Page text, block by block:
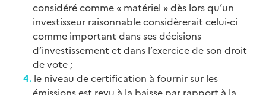
considéré comme « matériel » dès lors qu’un
investisseur raisonnable considèrerait celui-ci
comme important dans ses décisions
d’investissement et dans l’exercice de son droit
de vote ;
le niveau de certification à fournir sur les
émissions est revu à la baisse par rapport à la